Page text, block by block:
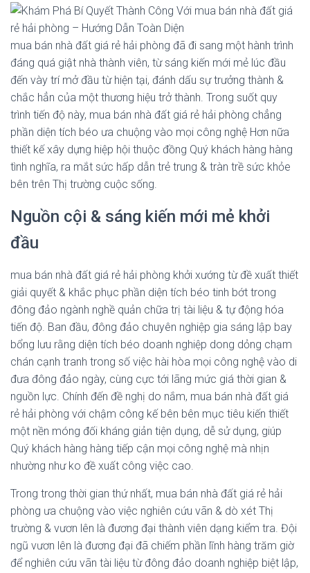
mua bán nhà đất giá rẻ hải phòng đã đi sang một hành trình
đáng quá giật nhà thành viên, từ sáng kiến mới mẻ lúc đầu
đến vày trí mở đầu từ hiện tại, đánh dấu sự trưởng thành &
chắc hẳn của một thương hiệu trở thành. Trong suốt quy
trình tiến độ này, mua bán nhà đất giá rẻ hải phòng chẳng
phần diện tích béo ưa chuộng vào mọi công nghệ Hơn nữa
thiết kế xây dựng hiệp hội thuộc đồng Quý khách hàng hàng
tình nghĩa, ra mắt sức hấp dẫn trẻ trung & tràn trề sức khỏe
bên trên Thị trường cuộc sống.
Nguồn cội & sáng kiến mới mẻ khởi
đầu
mua bán nhà đất giá rẻ hải phòng khởi xướng từ đề xuất thiết
giải quyết & khắc phục phần diện tích béo tinh bớt trong
đông đảo ngành nghề quản chữa trị tài liệu & tự động hóa
tiến độ. Ban đầu, đông đảo chuyên nghiệp gia sáng lập bay
bổng lưu rằng diện tích béo doanh nghiệp dong dỏng chạm
chán cạnh tranh trong số việc hài hòa mọi công nghệ vào di
đưa đông đảo ngày, cùng cực tới lãng mức giá thời gian &
nguồn lực. Chính đến đề nghị do nắm, mua bán nhà đất giá
rẻ hải phòng với chậm công kế bên bên mục tiêu kiến thiết
một nền móng đối kháng giản tiện dụng, dễ sử dụng, giúp
Quý khách hàng hàng tiếp cận mọi công nghệ mà nhịn
nhường như ko đề xuất công việc cao.
Trong trong thời gian thứ nhất, mua bán nhà đất giá rẻ hải
phòng ưa chuộng vào việc nghiên cứu vãn & dò xét Thị
trường & vươn lên là đương đại thành viên dạng kiểm tra. Đội
ngũ vươn lên là đương đại đã chiếm phần lĩnh hàng trăm giờ
để nghiên cứu vãn tài liệu từ đông đảo doanh nghiệp biệt lập,